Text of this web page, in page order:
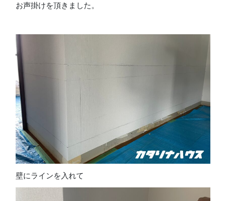
お声掛けを頂きました。
壁にラインを入れて